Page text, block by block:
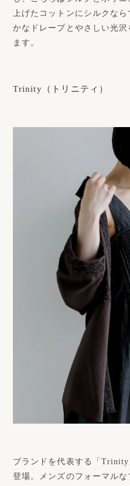
上げたコットンにシルクな
かなドレープとやさしい光
ます。
Trinity（トリニティ）
ブランドを代表する「
登場。メンズのフォーマル